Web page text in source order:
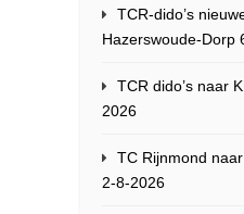
TCR-dido’s
Hazerswoude-Dorp
TCR dido’s naar
2026
TC Rijnmond
2-8-2026